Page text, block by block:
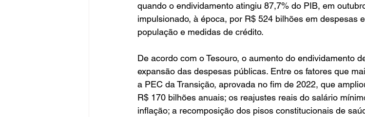
quando o endividamento atingiu 87,7% do PIB, em
impulsionado, à época, por R$ 524 bilhões em despesas
população e medidas de crédito.
De acordo com o Tesouro, o aumento do endividamento
expansão das despesas públicas. Entre os fatores que
a PEC da Transição, aprovada no fim de 2022, que
R$ 170 bilhões anuais; os reajustes reais do salário
inflação; a recomposição dos pisos constitucionais de